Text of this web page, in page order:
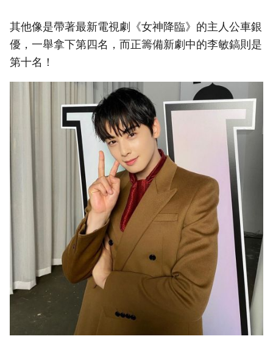
其他像是帶著最新電視劇《女神降臨》的主人公車銀
優，一舉拿下第四名，而正籌備新劇中的李敏鎬則是
第十名！